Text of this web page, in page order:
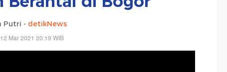
Putri - detikNews
Mar 2021 20:19 WIB